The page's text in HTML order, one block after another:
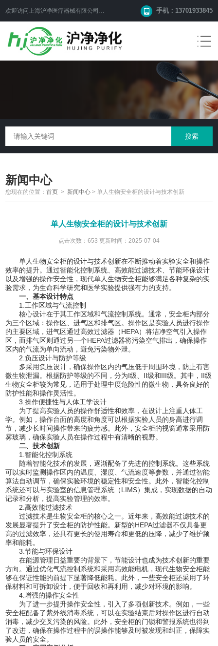
欢迎访问上海沪净医疗器械有限公司网站！ 手机：13701933845
新闻中心
您现在的位置：首页 > 新闻中心 >单人生物安全柜的设计与技术创新
单人生物安全柜的设计与技术创新
点击次数：653 更新时间：2025-07-04
单人生物安全柜的设计与技术创新在不断推动着实验安全和操作
效率的提升。通过智能化控制系统、高效能过滤技术、节能环保设计
以及增强的操作安全性，现代单人生物安全柜能够满足各种复杂的实
验需求，为生命科学研究和医学实验提供强有力的支持。
一、基本设计特点
1.工作区域与气流控制
核心设计在于其工作区域和气流控制系统。通常，安全柜内部分
为三个区域：操作区、进气区和排气区。操作区是实验人员进行操作
的主要区域，进气区通过高效过滤器（HEPA）将洁净空气引入操作
区，而排气区则通过另一个HEPA过滤器将污染空气排出，确保操作
区内的气流为单向流动，避免污染物外泄。
2.负压设计与防护等级
多采用负压设计，确保操作区内的气压低于周围环境，防止有害
微生物泄漏。根据防护等级的不同，分为I级、II级和III级。其中，II级
生物安全柜较为常见，适用于处理中度危险性的微生物，具备良好的
防护性能和操作灵活性。
3.操作便捷性与人体工学设计
为了提高实验人员的操作舒适性和效率，在设计上注重人体工
学。例如，操作台面的高度和角度可以根据实验人员的身高进行调
节，减少长时间操作带来的疲劳感。此外，安全柜的视窗通常采用防
雾玻璃，确保实验人员在操作过程中有清晰的视野。
二、技术创新
1.智能化控制系统
随着智能化技术的发展，逐渐配备了先进的控制系统。这些系统
可以实时监测操作区内的温度、湿度、气流速度等参数，并通过智能
算法自动调节，确保实验环境的稳定性和安全性。此外，智能化控制
系统还可以与实验室的信息管理系统（LIMS）集成，实现数据的自动
记录和分析，提高实验管理的效率。
2.高效能过滤技术
过滤技术是生物安全柜的核心之一。近年来，高效能过滤技术的
发展显著提升了安全柜的防护性能。新型的HEPA过滤器不仅具备更
高的过滤效率，还具有更长的使用寿命和更低的压降，减少了维护频
率和能耗。
3.节能与环保设计
在能源管理日益重要的背景下，节能设计也成为技术创新的重要
方向。通过优化气流控制系统和采用高效能电机，现代生物安全柜能
够在保证性能的前提下显著降低能耗。此外，一些安全柜还采用了环
保材料和可拆卸设计，便于回收和再利用，减少对环境的影响。
4.增强的操作安全性
为了进一步提升操作安全性，引入了多项创新技术。例如，一些
安全柜配备了紫外线消毒系统，可以在实验结束后对操作区进行自动
消毒，减少交叉污染的风险。此外，安全柜的门锁和警报系统也得到
了改进，确保在操作过程中的误操作能够及时被发现和纠正，保障实
验人员的安全。